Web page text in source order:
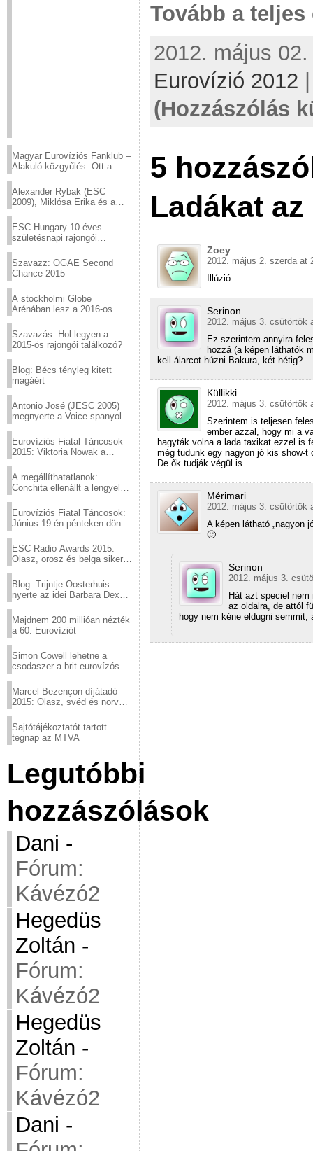
Magyar Eurovíziós Fanklub –
Alakuló közgyűlés: Ott a
Alexander Rybak (ESC
2009), Miklósa Erika és a
sztárjai a Margitszigeten
ESC Hungary 10 éves
születésnapi rajongói
Szavazz: OGAE Second
Chance 2015
A stockholmi Globe
Arénában lesz a 2016-os
Szavazás: Hol legyen a
2015-ös rajongói találkozó?
Blog: Bécs tényleg kitett
magáért
Antonio José (JESC 2005)
megnyerte a Voice spanyol
Eurovíziós Fiatal Táncosok
2015: Viktoria Nowak a
A megállíthatatlanok:
Conchita ellenállt a lengyel
Eurovíziós Fiatal Táncosok:
Június 19-én pénteken döntő
ESC Radio Awards 2015:
Olasz, orosz és belga siker,
Blog: Trijntje Oosterhuis
nyerte az idei Barbara Dex
Majdnem 200 millióan nézték
a 60. Eurovíziót
Simon Cowell lehetne a
csodaszer a brit eurovízós
Marcel Bezençon díjátadó
2015: Olasz, svéd és norvég
Sajtótájékoztatót tartott
tegnap az MTVA
Legutóbbi
hozzászólások
Dani -
Fórum:
Kávézó2
Hegedüs
Zoltán -
Fórum:
Kávézó2
Hegedüs
Zoltán -
Fórum:
Kávézó2
Dani -
Tovább a
2012. május
Eurovízió 2012
(Hozzászólás
5
Ladákat
Zoey
2012. május 2. szerda at
Illúzió…
Serinon
2012. május 3. csütörtök
Ez szerintem annyira
hozzá (a képen láthatók
kell álarcot húzni Bakura, két hétig?
Küllikki
2012. május 3. csütörtök
Szerintem is teljesen
ember azzal, hogy mi a
hagyták volna a lada taxikat ezzel is
még tudunk egy nagyon jó kis show-t
De ők tudják végül is…..
Mérimari
2012. május 3. csütörtök
A képen látható „nagyon
🙂
Serinon
2012. május 3.
Hát azt speciel
az oldalra, de attól
hogy nem kéne eldugni